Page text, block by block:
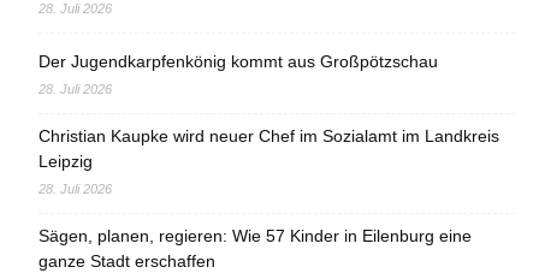
28. Juli 2026
Der Jugendkarpfenkönig kommt aus Großpötzschau
28. Juli 2026
Christian Kaupke wird neuer Chef im Sozialamt im Landkreis
Leipzig
28. Juli 2026
Sägen, planen, regieren: Wie 57 Kinder in Eilenburg eine
ganze Stadt erschaffen